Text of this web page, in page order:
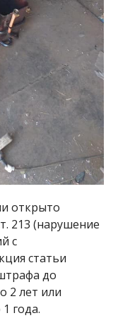
открыто
213 (нарушение
с
статьи
до
2 лет или
года.